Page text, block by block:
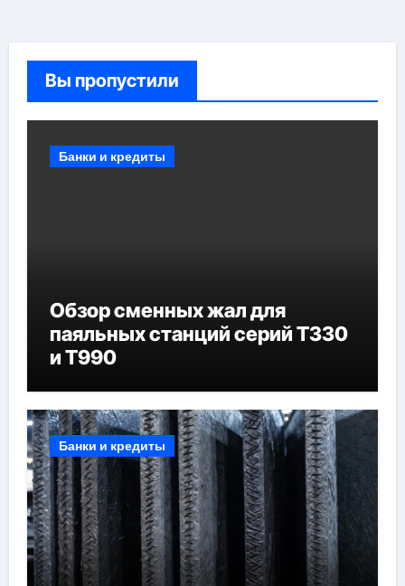
Вы пропустили
Банки и кредиты
Обзор сменных жал для
паяльных станций серий T330
и T990
Банки и кредиты